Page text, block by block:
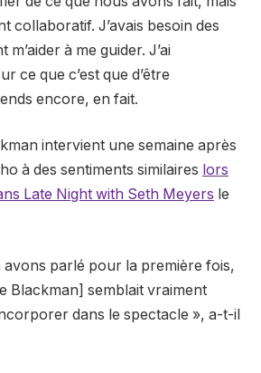
collaboratif. J’avais besoin des
à me guider. J’ai
ce que c’est que d’être
encore, en fait.
intervient une semaine après
à des sentiments similaires lors
Late Night with Seth Meyers le
avons parlé pour la première fois,
Blackman] semblait vraiment
dans le spectacle », a-t-il